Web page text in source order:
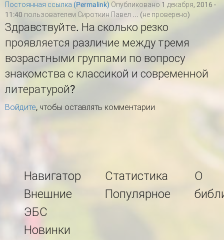
Постоянная ссылка (Permalink) Опубликовано 1 декабря, 2016 -
11:40 пользователем Сироткин Павел ... (не проверено)
Здравствуйте. На сколько резко
проявляется различие между тремя
возрастными группами по вопросу
знакомства с классикой и современной
литературой?
Войдите, чтобы оставлять комментарии
Навигатор
Внешние
ЭБС
Новинки
Статистика
Популярное
О